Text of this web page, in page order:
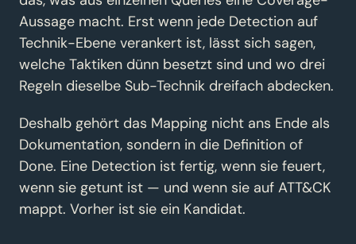
Aussage macht. Erst wenn jede Detection auf
Technik-Ebene verankert ist, lässt sich sagen,
welche Taktiken dünn besetzt sind und wo drei
Regeln dieselbe Sub-Technik dreifach abdecken.
Deshalb gehört das Mapping nicht ans Ende als
Dokumentation, sondern in die Definition of
Done. Eine Detection ist fertig, wenn sie feuert,
wenn sie getunt ist — und wenn sie auf ATT&CK
mappt. Vorher ist sie ein Kandidat.